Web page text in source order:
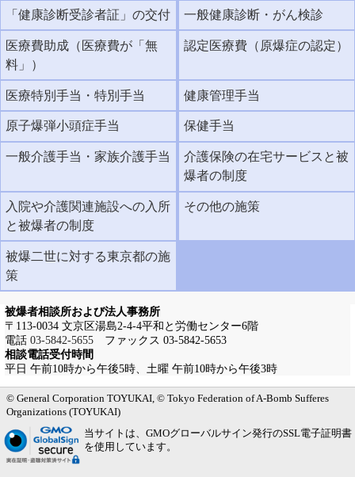
被爆者相談所および法人事務所
〒113-0034 文京区湯島2-4-4平和と労働センター6階
電話 03-5842-5655ファックス 03-5842-5653
相談電話受付時間
平日 午前10時から午後5時、土曜 午前10時から午後3時
「健康診断受診者証」の交付 一般健康診断・がん検診
医療費助成（医療費が「無
料」）
認定医療費（原爆症の認定）
医療特別手当・特別手当 健康管理手当
原子爆弾小頭症手当 保健手当
一般介護手当・家族介護手当
介護保険の在宅サービスと被
爆者の制度
入院や介護関連施設への入所
と被爆者の制度
その他の施策
被爆二世に対する東京都の施
策
メインメニューへ
サブメニューへ
現在地ナビ（パンくずリスト）へ
本文の冒頭へ
ページの先頭へ
© General Corporation TOYUKAI, © Tokyo Federation of A-Bomb Sufferes
Organizations (TOYUKAI)
当サイトは、GMOグローバルサイン発行のSSL電子証明書
を使用しています。